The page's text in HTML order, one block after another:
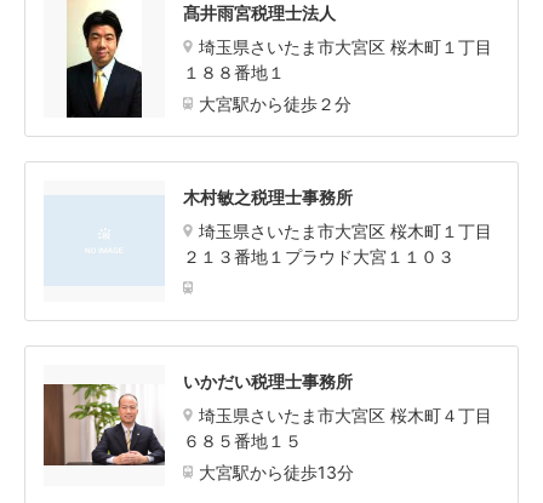
髙井雨宮税理士法人
埼玉県さいたま市大宮区 桜木町１丁目
１８８番地１
大宮駅から徒歩２分
木村敏之税理士事務所
埼玉県さいたま市大宮区 桜木町１丁目
２１３番地１プラウド大宮１１０３
いかだい税理士事務所
埼玉県さいたま市大宮区 桜木町４丁目
６８５番地１５
大宮駅から徒歩13分